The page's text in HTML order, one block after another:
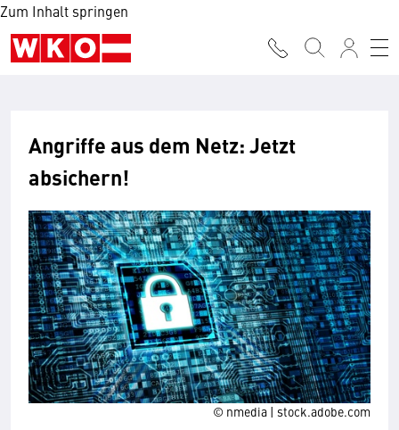
Zum Inhalt springen
© nmedia | stock.adobe.com
Angriffe aus dem Netz: Jetzt
absichern!